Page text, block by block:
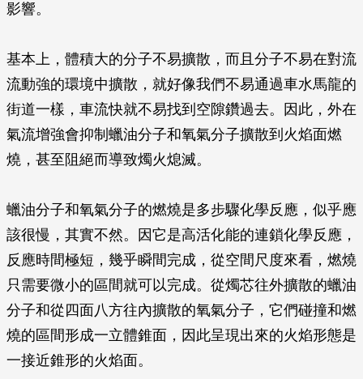
影響。
基本上，體積大的分子不易擴散，而且分子不易在對流
流動強的環境中擴散，就好像我們不易通過車水馬龍的
街道一樣，車流快就不易找到空隙鑽過去。因此，外在
氣流增強會抑制蠟油分子和氧氣分子擴散到火焰面燃
燒，甚至阻絕而導致燭火熄滅。
蠟油分子和氧氣分子的燃燒是多步驟化學反應，似乎應
該很慢，其實不然。因它是高活化能的連鎖化學反應，
反應時間極短，幾乎瞬間完成，從空間尺度來看，燃燒
只需要微小的區間就可以完成。從燭芯往外擴散的蠟油
分子和從四面八方往內擴散的氧氣分子，它們碰撞和燃
燒的區間形成一立體錐面，因此呈現出來的火焰形態是
一接近錐形的火焰面。